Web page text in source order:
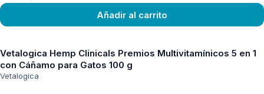
Añadir al carrito
Vetalogica Hemp Clinicals Premios Multivitamínicos 5 en 1
con Cáñamo para Gatos 100 g
Vetalogica